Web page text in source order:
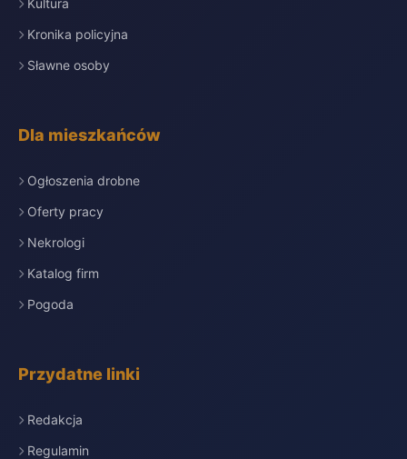
Kultura
Kronika policyjna
Sławne osoby
Dla mieszkańców
Ogłoszenia drobne
Oferty pracy
Nekrologi
Katalog firm
Pogoda
Przydatne linki
Redakcja
Regulamin